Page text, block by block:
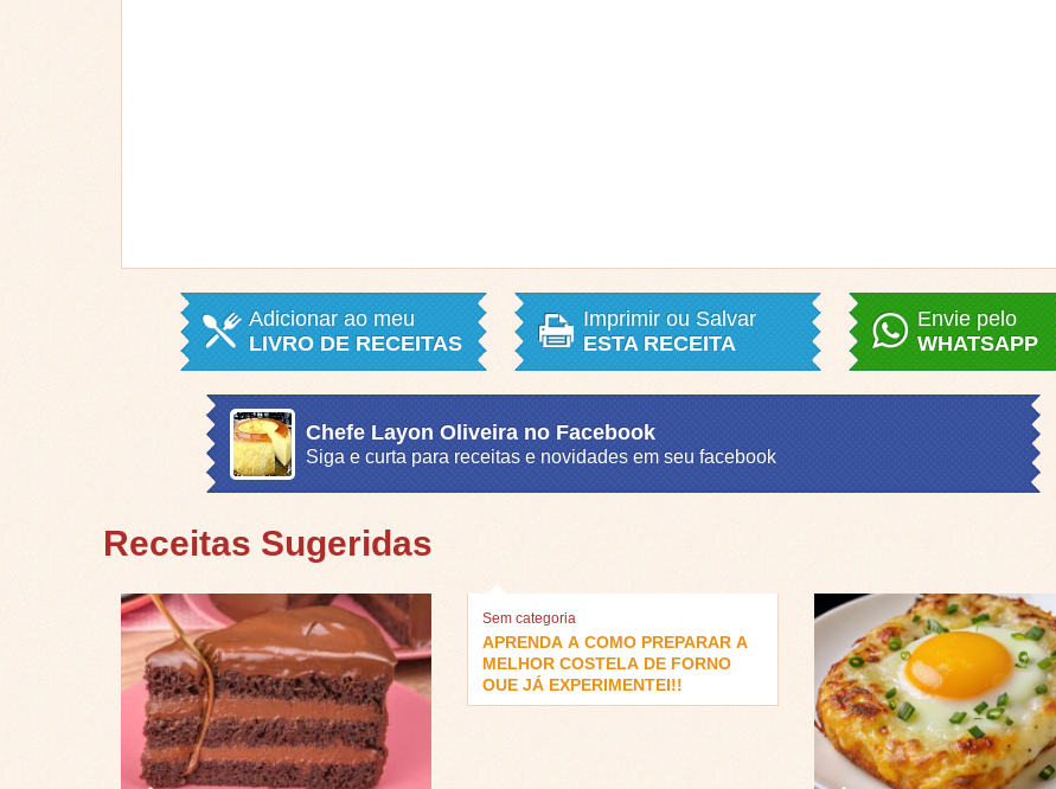
Adicionar ao meu
LIVRO DE RECEITAS
Imprimir ou Salvar
ESTA RECEITA
Envie pelo
WHATSAPP
Chefe Layon Oliveira no Facebook
Siga e curta para receitas e novidades em seu facebook
Receitas Sugeridas
Sem categoria
APRENDA A COMO PREPARAR A
MELHOR COSTELA DE FORNO
QUE JÁ EXPERIMENTEI!!